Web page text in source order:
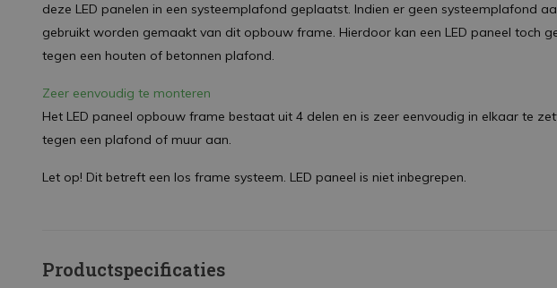
deze LED panelen in een systeemplafond geplaatst. Indien er geen systeemplafond
gebruikt worden gemaakt van dit opbouw frame. Hierdoor kan een LED paneel toch
tegen een houten of betonnen plafond.
Zeer eenvoudig te monteren
Het LED paneel opbouw frame bestaat uit 4 delen en is zeer eenvoudig in elkaar te
tegen een plafond of muur aan.
Let op! Dit betreft een los frame systeem. LED paneel is niet inbegrepen.
Productspecificaties